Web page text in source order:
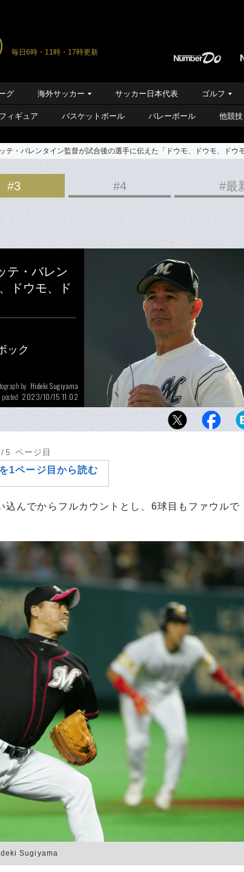
毎日6時・11時・17時更新
グ 海外サッカー サッカー日本代表 ゴルフ
フィギュア バスケットボール バレーボール 他競技
テ・バレンタイン監督が試合後の選手に伝えた「ドウモ、ドウモ、ドウ
#3 #4 #最
テ・バレン
ドウモ、ド
ック
by Hideki Sugiyama
posted 2023/10/15 11:02
2005年、最強と目されたソフトバンクを破
/5 ページ目
1ページ目から読む
んでからフルカウントとし、6球目もファウルで
Sugiyama